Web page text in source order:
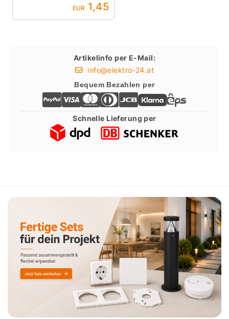
EUR 1,45
Artikelinfo per E-Mail:
info@elektro-24.at
Bequem Bezahlen per
Schnelle Lieferung per